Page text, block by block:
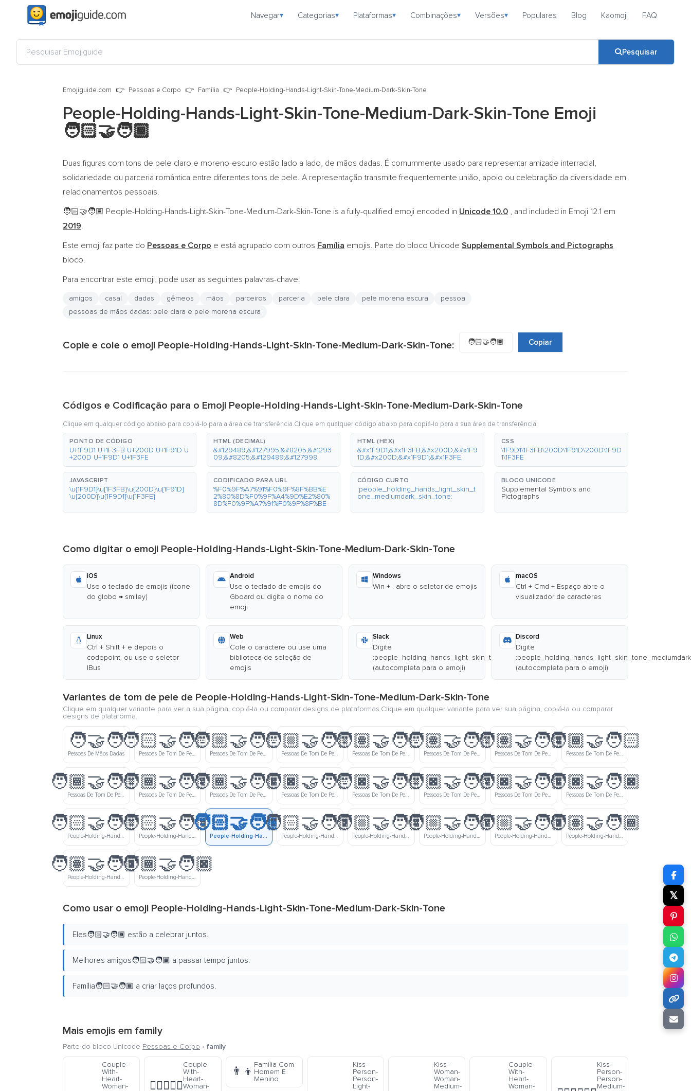
Navegar▾ Categorias▾ Plataformas▾ Combinações▾ Versões▾ Populares Blog Kaomoji FAQ
Pesquisar
Emojiguide.com Pessoas e Corpo Família People-Holding-Hands-Light-Skin-Tone-Medium-Dark-Skin-Tone
People-Holding-Hands-Light-Skin-Tone-Medium-Dark-Skin-Tone Emoji
🧑🏻‍🤝‍🧑🏾
Duas figuras com tons de pele claro e moreno-escuro estão lado a lado, de mãos dadas. É comummente usado para representar amizade interracial,
solidariedade ou parceria romântica entre diferentes tons de pele. A representação transmite frequentemente união, apoio ou celebração da diversidade em
relacionamentos pessoais.
🧑🏻‍🤝‍🧑🏾 People-Holding-Hands-Light-Skin-Tone-Medium-Dark-Skin-Tone is a fully-qualified emoji encoded in Unicode 10.0 , and included in Emoji 12.1 em
2019.
Este emoji faz parte do Pessoas e Corpo e está agrupado com outros Família emojis. Parte do bloco Unicode Supplemental Symbols and Pictographs
bloco.
Para encontrar este emoji, pode usar as seguintes palavras-chave:
amigos casal dadas gêmeos mãos parceiros parceria pele clara pele morena escura
pessoa
pessoas de mãos dadas: pele clara e pele morena escura
Copie e cole o emoji People-Holding-Hands-Light-Skin-Tone-Medium-Dark-Skin-Tone: 🧑🏻‍🤝‍🧑🏾 Copiar
Códigos e Codificação para o Emoji People-Holding-Hands-Light-Skin-Tone-Medium-Dark-Skin-Tone
Clique em qualquer código abaixo para copiá-lo para a área de transferência.Clique em qualquer código abaixo para copiá-lo para a sua área de transferência.
PONTO DE CÓDIGO
U+1F9D1 U+1F3FB U+200D U+1F91D U
+200D U+1F9D1 U+1F3FE
HTML (DECIMAL)
&#129489;&#127995;&#8205;&#1293
09;&#8205;&#129489;&#127998;
HTML (HEX)
&#x1F9D1;&#x1F3FB;&#x200D;&#x1F9
1D;&#x200D;&#x1F9D1;&#x1F3FE;
CSS
\1F9D1\1F3FB\200D\1F91D\200D\1F9D
1\1F3FE
JAVASCRIPT
\u{1F9D1}\u{1F3FB}\u{200D}\u{1F91D}
\u{200D}\u{1F9D1}\u{1F3FE}
CODIFICADO PARA URL
%F0%9F%A7%91%F0%9F%8F%BB%E
2%80%8D%F0%9F%A4%9D%E2%80%
8D%F0%9F%A7%91%F0%9F%8F%BE
CÓDIGO CURTO
:people_holding_hands_light_skin_t
one_mediumdark_skin_tone:
BLOCO UNICODE
Supplemental Symbols and
Pictographs
Como digitar o emoji People-Holding-Hands-Light-Skin-Tone-Medium-Dark-Skin-Tone
iOS
Use o teclado de emojis (ícone
do globo → smiley)
Android
Use o teclado de emojis do
Gboard ou digite o nome do
emoji
Windows
Win + . abre o seletor de emojis
macOS
Ctrl + Cmd + Espaço abre o
visualizador de caracteres
Linux
Ctrl + Shift + e depois o
codepoint, ou use o seletor
IBus
Web
Cole o caractere ou use uma
biblioteca de seleção de
emojis
Slack
Digite
:people_holding_hands_light_skin_tone_mediumdark_skin_tone:
(autocompleta para o emoji)
Discord
Digite
(autocompleta para o emoji)
Variantes de tom de pele de People-Holding-Hands-Light-Skin-Tone-Medium-Dark-Skin-Tone
Clique em qualquer variante para ver a sua página, copiá-la ou comparar designs de plataformas.Clique em qualquer variante para ver sua página, copiá-la ou comparar
designs de plataforma.
🧑‍🤝‍🧑
Pessoas De Mãos Dadas
🧑🏻‍🤝‍🧑🏻
Pessoas De Tom De Pele Clara Dando As Mãos
🧑🏼‍🤝‍🧑🏻
Pessoas De Tom De Pele Meio Clara E De Tom De Pele Clara Dando As Mãos
🧑🏼‍🤝‍🧑🏼
Pessoas De Tom De Pele Meio Clara Dando As Mãos
🧑🏽‍🤝‍🧑🏻
Pessoas De Tom De Pele Médio E De Tom De Pele Clara Dando As Mãos
🧑🏽‍🤝‍🧑🏼
Pessoas De Tom De Pele Médio E De Tom De Pele Meio Clara Dando As Mãos
🧑🏽‍🤝‍🧑🏽
Pessoas De Tom De Pele Médio Dando As Mãos
🧑🏾‍🤝‍🧑🏻
Pessoas De Tom De Pele Meio Escura E De Tom De Pele Clara Dando As Mãos
🧑🏾‍🤝‍🧑🏼
Pessoas De Tom De Pele Meio Escura E De Tom De Pele Meio Clara Dando As Mãos
🧑🏾‍🤝‍🧑🏽
Pessoas De Tom De Pele Meio Escura E De Tom De Pele Médio Dando As Mãos
🧑🏾‍🤝‍🧑🏾
Pessoas De Tom De Pele Meio Escura Dando As Mãos
🧑🏿‍🤝‍🧑🏻
Pessoas De Tom De Pele Escura E De Tom De Pele Clara O Dando As Mãos
🧑🏿‍🤝‍🧑🏼
Pessoas De Tom De Pele Escura E De Tom De Pele Meio Clara O Dando As Mãos
🧑🏿‍🤝‍🧑🏽
Pessoas De Tom De Pele Escura E De Tom De Pele Médio O Dando As Mãos
🧑🏿‍🤝‍🧑🏾
Pessoas De Tom De Pele Escura E De Tom De Pele Meio Escura O Dando As Mãos
🧑🏿‍🤝‍🧑🏿
Pessoas De Tom De Pele Escura Dando As Mãos
🧑🏻‍🤝‍🧑🏼
People-Holding-Hands-Light-Skin-Tone-Medium-Light-Skin-Tone
🧑🏻‍🤝‍🧑🏽
People-Holding-Hands-Light-Skin-Tone-Medium-Skin-Tone
🧑🏻‍🤝‍🧑🏾
People-Holding-Hands-Light-Skin-Tone-Medium-Dark-Skin-Tone
🧑🏻‍🤝‍🧑🏿
People-Holding-Hands-Light-Skin-Tone-Dark-Skin-Tone
🧑🏼‍🤝‍🧑🏽
People-Holding-Hands-Medium-Light-Skin-Tone-Medium-Skin-Tone
🧑🏼‍🤝‍🧑🏾
People-Holding-Hands-Medium-Light-Skin-Tone-Medium-Dark-Skin-Tone
🧑🏼‍🤝‍🧑🏿
People-Holding-Hands-Medium-Light-Skin-Tone-Dark-Skin-Tone
🧑🏽‍🤝‍🧑🏾
People-Holding-Hands-Medium-Skin-Tone-Medium-Dark-Skin-Tone
🧑🏽‍🤝‍🧑🏿
People-Holding-Hands-Medium-Skin-Tone-Dark-Skin-Tone
🧑🏾‍🤝‍🧑🏿
People-Holding-Hands-Medium-Dark-Skin-Tone-Dark-Skin-Tone
Como usar o emoji People-Holding-Hands-Light-Skin-Tone-Medium-Dark-Skin-Tone
Eles🧑🏻‍🤝‍🧑🏾 estão a celebrar juntos.
Melhores amigos🧑🏻‍🤝‍🧑🏾 a passar tempo juntos.
Família🧑🏻‍🤝‍🧑🏾 a criar laços profundos.
Mais emojis em family
Parte do bloco Unicode Pessoas e Corpo › family
Couple-
With-
Heart-
Woman-
👩🏽‍❤️‍👩🏽
Couple-
With-
Heart-
Woman-
👨‍👦
Família Com
Homem E
Menino
Kiss-
Person-
Person-
Light-
Kiss-
Woman-
Woman-
Medium-
Couple-
With-
Heart-
Woman-
Kiss-
Person-
Person-
Medium-
𝕏